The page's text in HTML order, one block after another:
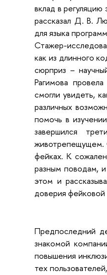
вклад в
рассказал Д. В.
для языка
Стажер-
как из длинного
сюрприз –
Рагимова
смогли увидеть,
различных
помочь в
завершился
животрепещущем.
фейках. К
разным поводам,
этом и
доверия
Предпоследний
знакомой
повышения
тех